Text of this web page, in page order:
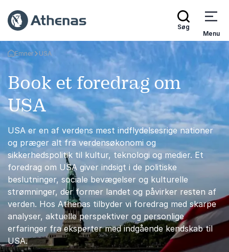
Søg
Menu
Tilbage til forsiden
Emner USA
Book et foredrag om
USA
USA er en af verdens mest indflydelsesrige nationer
og præger alt fra verdensøkonomi og
sikkerhedspolitik til kultur, teknologi og medier. Et
foredrag om USA giver indsigt i de politiske
beslutninger, sociale bevægelser og kulturelle
strømninger, der former landet og påvirker resten af
verden. Hos Athenas tilbyder vi foredrag med skarpe
analyser, aktuelle perspektiver og personlige
erfaringer fra eksperter med indgående kendskab til
USA.